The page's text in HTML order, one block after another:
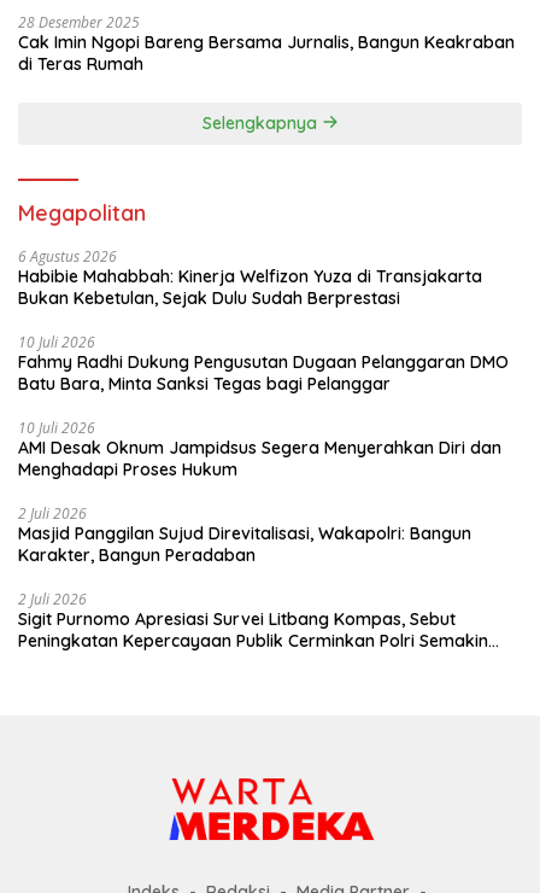
28 Desember 2025
Cak Imin Ngopi Bareng Bersama Jurnalis, Bangun Keakraban
di Teras Rumah
Selengkapnya
Megapolitan
6 Agustus 2026
Habibie Mahabbah: Kinerja Welfizon Yuza di Transjakarta
Bukan Kebetulan, Sejak Dulu Sudah Berprestasi
10 Juli 2026
Fahmy Radhi Dukung Pengusutan Dugaan Pelanggaran DMO
Batu Bara, Minta Sanksi Tegas bagi Pelanggar
10 Juli 2026
AMI Desak Oknum Jampidsus Segera Menyerahkan Diri dan
Menghadapi Proses Hukum
2 Juli 2026
Masjid Panggilan Sujud Direvitalisasi, Wakapolri: Bangun
Karakter, Bangun Peradaban
2 Juli 2026
Sigit Purnomo Apresiasi Survei Litbang Kompas, Sebut
Peningkatan Kepercayaan Publik Cerminkan Polri Semakin